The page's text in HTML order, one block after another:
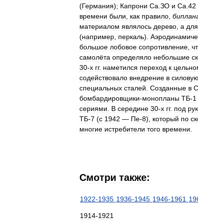
(Германия); Капрони Са ЗО и Са 42
времени были как правило
материалом являлось дерево а для
(например перкаль).
большое лобовое сопротивление
самолёта определяло небольшие
30-х гг. наметился переход к
содействовало внедрение в силовую
специальных сталей Созданные в
бомбардировщики-монопланы ТБ-1
сериями
В середине 30-х гг. под
ТБ-7 (с 1942 — Пе-8), который по
многие истребители того времени
Смотри также:
1922-1935 1936-1945 1946-1961
1914-1921